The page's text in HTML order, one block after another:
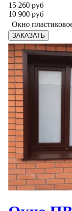
15 260 руб
10 900 руб
Окно